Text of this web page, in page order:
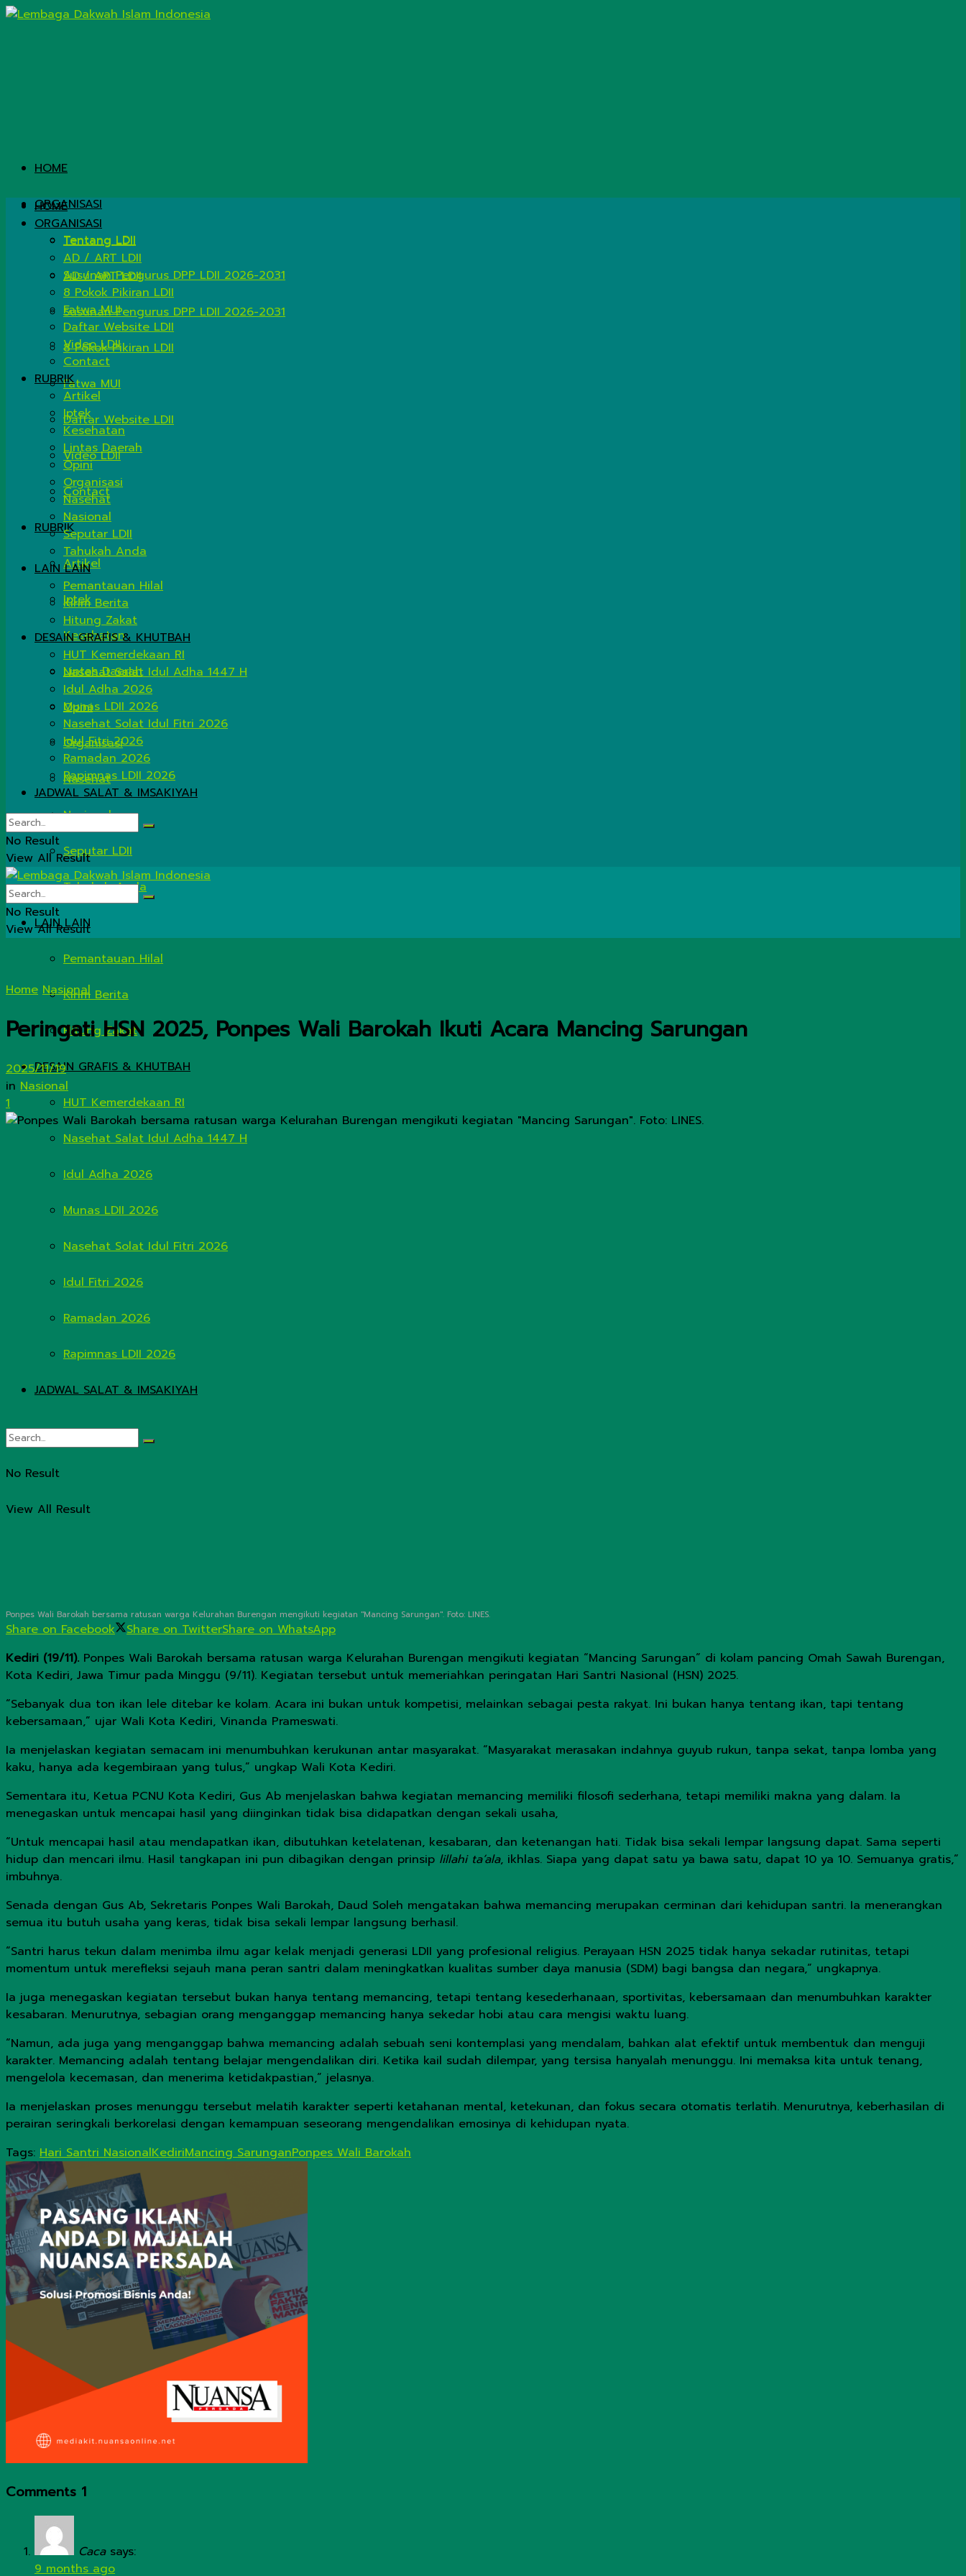
HOME
ORGANISASI
Tentang LDII
AD / ART LDII
Susunan Pengurus DPP LDII 2026-2031
8 Pokok Pikiran LDII
Fatwa MUI
Daftar Website LDII
Video LDII
Contact
RUBRIK
Artikel
Iptek
Kesehatan
Lintas Daerah
Opini
Organisasi
Nasehat
Nasional
Seputar LDII
Tahukah Anda
LAIN LAIN
Pemantauan Hilal
Kirim Berita
Hitung Zakat
DESAIN GRAFIS & KHUTBAH
HUT Kemerdekaan RI
Nasehat Salat Idul Adha 1447 H
Idul Adha 2026
Munas LDII 2026
Nasehat Solat Idul Fitri 2026
Idul Fitri 2026
Ramadan 2026
Rapimnas LDII 2026
JADWAL SALAT & IMSAKIYAH
No Result
View All Result
HOME
ORGANISASI
Tentang LDII
AD / ART LDII
Susunan Pengurus DPP LDII 2026-2031
8 Pokok Pikiran LDII
Fatwa MUI
Daftar Website LDII
Video LDII
Contact
RUBRIK
Artikel
Iptek
Kesehatan
Lintas Daerah
Opini
Organisasi
Nasehat
Nasional
Seputar LDII
Tahukah Anda
LAIN LAIN
Pemantauan Hilal
Kirim Berita
Hitung Zakat
DESAIN GRAFIS & KHUTBAH
HUT Kemerdekaan RI
Nasehat Salat Idul Adha 1447 H
Idul Adha 2026
Munas LDII 2026
Nasehat Solat Idul Fitri 2026
Idul Fitri 2026
Ramadan 2026
Rapimnas LDII 2026
JADWAL SALAT & IMSAKIYAH
No Result
View All Result
No Result
View All Result
Home Nasional
Peringati HSN 2025, Ponpes Wali Barokah Ikuti Acara Mancing Sarungan
2025/11/19
in Nasional
1
Ponpes Wali Barokah bersama ratusan warga Kelurahan Burengan mengikuti kegiatan "Mancing Sarungan". Foto: LINES.
Share on Facebook Share on TwitterShare on WhatsApp
Kediri (19/11). Ponpes Wali Barokah bersama ratusan warga Kelurahan Burengan mengikuti kegiatan “Mancing Sarungan” di kolam pancing Omah Sawah Burengan,
Kota Kediri, Jawa Timur pada Minggu (9/11). Kegiatan tersebut untuk memeriahkan peringatan Hari Santri Nasional (HSN) 2025.
“Sebanyak dua ton ikan lele ditebar ke kolam. Acara ini bukan untuk kompetisi, melainkan sebagai pesta rakyat. Ini bukan hanya tentang ikan, tapi tentang
kebersamaan,” ujar Wali Kota Kediri, Vinanda Prameswati.
Ia menjelaskan kegiatan semacam ini menumbuhkan kerukunan antar masyarakat. “Masyarakat merasakan indahnya guyub rukun, tanpa sekat, tanpa lomba yang
kaku, hanya ada kegembiraan yang tulus,” ungkap Wali Kota Kediri.
Sementara itu, Ketua PCNU Kota Kediri, Gus Ab menjelaskan bahwa kegiatan memancing memiliki filosofi sederhana, tetapi memiliki makna yang dalam. Ia
menegaskan untuk mencapai hasil yang diinginkan tidak bisa didapatkan dengan sekali usaha,
“Untuk mencapai hasil atau mendapatkan ikan, dibutuhkan ketelatenan, kesabaran, dan ketenangan hati. Tidak bisa sekali lempar langsung dapat. Sama seperti
hidup dan mencari ilmu. Hasil tangkapan ini pun dibagikan dengan prinsip lillahi ta’ala, ikhlas. Siapa yang dapat satu ya bawa satu, dapat 10 ya 10. Semuanya gratis,”
imbuhnya.
Senada dengan Gus Ab, Sekretaris Ponpes Wali Barokah, Daud Soleh mengatakan bahwa memancing merupakan cerminan dari kehidupan santri. Ia menerangkan
semua itu butuh usaha yang keras, tidak bisa sekali lempar langsung berhasil.
“Santri harus tekun dalam menimba ilmu agar kelak menjadi generasi LDII yang profesional religius. Perayaan HSN 2025 tidak hanya sekadar rutinitas, tetapi
momentum untuk merefleksi sejauh mana peran santri dalam meningkatkan kualitas sumber daya manusia (SDM) bagi bangsa dan negara,” ungkapnya.
Ia juga menegaskan kegiatan tersebut bukan hanya tentang memancing, tetapi tentang kesederhanaan, sportivitas, kebersamaan dan menumbuhkan karakter
kesabaran. Menurutnya, sebagian orang menganggap memancing hanya sekedar hobi atau cara mengisi waktu luang.
“Namun, ada juga yang menganggap bahwa memancing adalah sebuah seni kontemplasi yang mendalam, bahkan alat efektif untuk membentuk dan menguji
karakter. Memancing adalah tentang belajar mengendalikan diri. Ketika kail sudah dilempar, yang tersisa hanyalah menunggu. Ini memaksa kita untuk tenang,
mengelola kecemasan, dan menerima ketidakpastian,” jelasnya.
Ia menjelaskan proses menunggu tersebut melatih karakter seperti ketahanan mental, ketekunan, dan fokus secara otomatis terlatih. Menurutnya, keberhasilan di
perairan seringkali berkorelasi dengan kemampuan seseorang mengendalikan emosinya di kehidupan nyata.
Tags: Hari Santri NasionalKediriMancing SarunganPonpes Wali Barokah
Comments 1
Caca says:
9 months ago